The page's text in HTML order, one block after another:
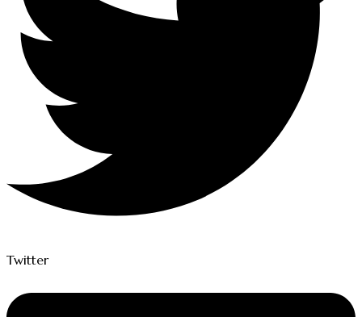
Twitter